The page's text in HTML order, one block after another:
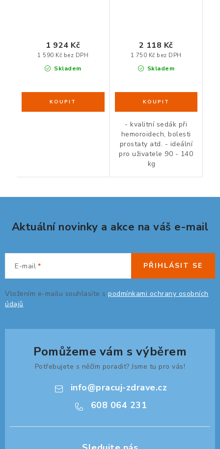
Skladem
1 590 Kč bez DPH
1 924 Kč
Skladem
1 750 Kč bez DPH
2 118 Kč
- kvalitní sedák při
hemoroidech, bolesti
prostaty atd. - ideální
pro uživatele 90 - 140
kg
Aktuální novinky a akce na váš e-mail
E-mail
Vložením e-mailu souhlasíte s podmínkami ochrany osobních
údajů
PŘIHLÁSIT SE
Pomůžeme vám s výběrem
Potřebujete s něčím poradit? Jsme tu pro vás!
info@pracuj-zdrave.cz
608 064 231